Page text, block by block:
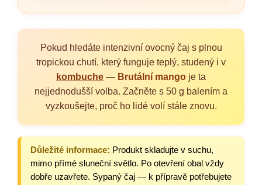
Pokud hledáte intenzivní ovocný čaj s plnou
tropickou chutí, který funguje teplý, studený i v
kombuche — Brutální mango je ta
nejjednodušší volba. Začněte s 50 g balením a
vyzkoušejte, proč ho lidé volí stále znovu.
Důležité informace: Produkt skladujte v suchu,
mimo přímé sluneční světlo. Po otevření obal vždy
dobře uzavřete. Sypaný čaj — k přípravě potřebujete